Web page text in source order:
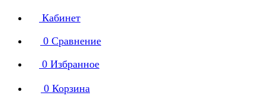
Кабинет
0 Сравнение
0 Избранное
0 Корзина